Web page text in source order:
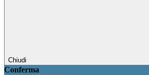
Chiudi
Conferma